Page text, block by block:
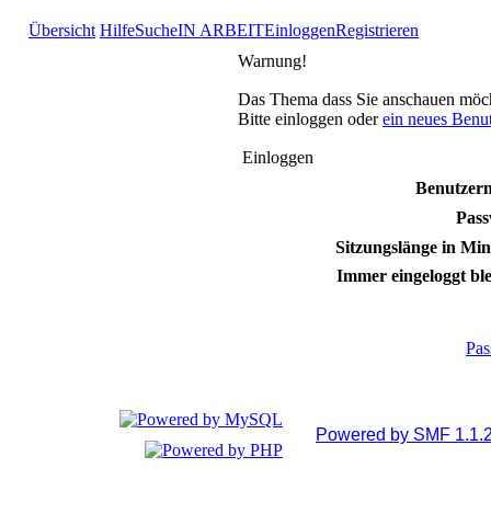
Übersicht HilfeSucheIN ARBEITEinloggenRegistrieren
Warnung!
Das Thema dass Sie anschauen
Bitte einloggen oderein neues
Einloggen
Sitzungslänge in
Immer eingeloggt
Powered by SMF